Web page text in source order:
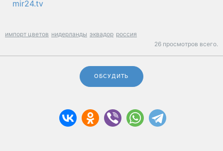
mir24.tv
импорт цветов нидерланды эквадор россия
26 просмотров всего.
ОБСУДИТЬ